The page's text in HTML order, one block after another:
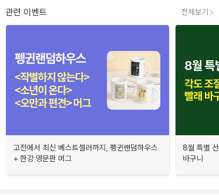
관련 이벤트 전체보기
고전에서 최신 베스트셀러까지, 펭귄랜덤하우스
+ 한강 영문판 머그
8월 특별
바구니